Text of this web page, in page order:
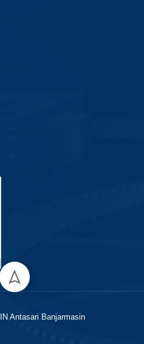
Antasari Banjarmasin